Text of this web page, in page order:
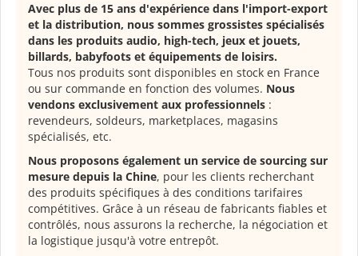
Avec plus de 15 ans d'expérience dans l'import-export
et la distribution, nous sommes grossistes spécialisés
dans les produits audio, high-tech, jeux et jouets,
billards, babyfoots et équipements de loisirs.
Tous nos produits sont disponibles en stock en France
ou sur commande en fonction des volumes. Nous
vendons exclusivement aux professionnels :
revendeurs, soldeurs, marketplaces, magasins
spécialisés, etc.
Nous proposons également un service de sourcing sur
mesure depuis la Chine, pour les clients recherchant
des produits spécifiques à des conditions tarifaires
compétitives. Grâce à un réseau de fabricants fiables et
contrôlés, nous assurons la recherche, la négociation et
la logistique jusqu'à votre entrepôt.